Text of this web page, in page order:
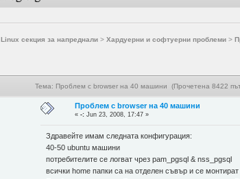
Linux секция за напреднали> Хардуерни и софтуерни проблеми>
Тема: Проблем с browser на 40 машини (Прочетена 8422
Проблем с browser на 40 машини
«-: Jun 23, 2008, 17:47 »
Здравейте имам следната конфигурация:
40-50 ubuntu машини
потребителите се логват чрез pam_pgsql & nss_pgsql
всички home папки са на отделен съвър и се